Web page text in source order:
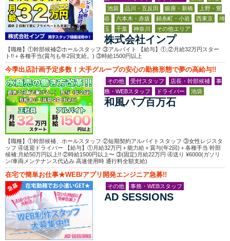
池袋
品川・五反田 銀座・新橋
上野・鶯
谷
六本木・赤坂 錦糸町・小岩 西東京
埼
玉
千葉 神奈川 その他エリア
株式会社インプ
【職種】①幹部候補②ホールスタッフ ③アルバイト 【給与】①,②月給32万円スター
ト!!＋各種手当(賞与も年2回支給。) ③時給1500円以上
今季出店計画予定多数！大手グループの安心の勤務形態で夢の高給与!!
その他 受付スタッフ 店長・幹部候補
事
務・WEBスタッフ
ドライバー 池袋
和風パブ百万石
【職種】①幹部候補、ホールスタッフ ②短期契約アルバイトスタッフ ③女性レジスタ
ッフ ④送迎ドライバー 【給与】①月給32万円＋能力給＋賞与(年2回)＋各種手当 幹部
候補:月給50万円以上!! ②時給1500円以上〜 ③(固定)月給22万円 ④送り ¥6000(ガソリ
ン/車両メンテナンス代込み 高速使用時 通行料全額支給)
在宅で簡単お仕事★WEB/アプリ開発エンジニア急募!!
その他 事務・WEBスタッフ
AD SESSIONS